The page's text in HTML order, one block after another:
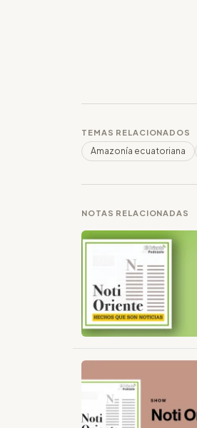
TEMAS RELACIONADOS
Amazonía ecuatoriana
NOTAS RELACIONADAS